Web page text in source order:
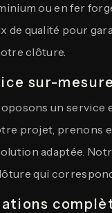
ou en fer
de qualité pour
clôture.
sur-mesure
un
projet, prenons
adaptée.
qui